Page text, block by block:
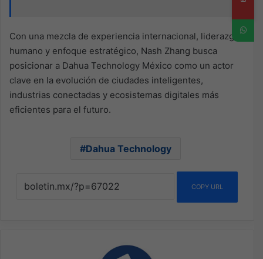
Con una mezcla de experiencia internacional, liderazgo
humano y enfoque estratégico, Nash Zhang busca
posicionar a Dahua Technology México como un actor
clave en la evolución de ciudades inteligentes,
industrias conectadas y ecosistemas digitales más
eficientes para el futuro.
Dahua Technology
COPY URL